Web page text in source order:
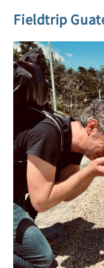
Fieldtrip